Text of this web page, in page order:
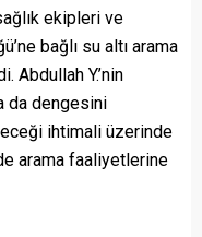
ekipleri ve
bağlı su altı arama
Abdullah Y.’nin
da dengesini
ihtimali üzerinde
arama faaliyetlerine